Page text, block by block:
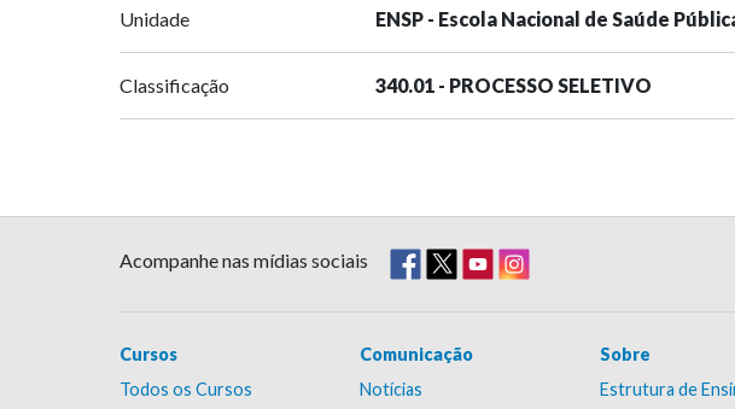
Unidade ENSP - Escola Nacional de Saúde
Classificação 340.01 - PROCESSO SELETIVO
Acompanhe nas mídias sociais
Cursos
Todos os Cursos
Comunicação
Notícias
Sobre
Estrutura de